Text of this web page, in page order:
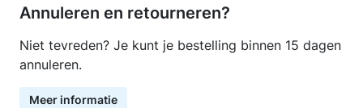
Annuleren en retourneren?
Niet tevreden? Je kunt je bestelling binnen 15 dagen
annuleren.
Meer informatie